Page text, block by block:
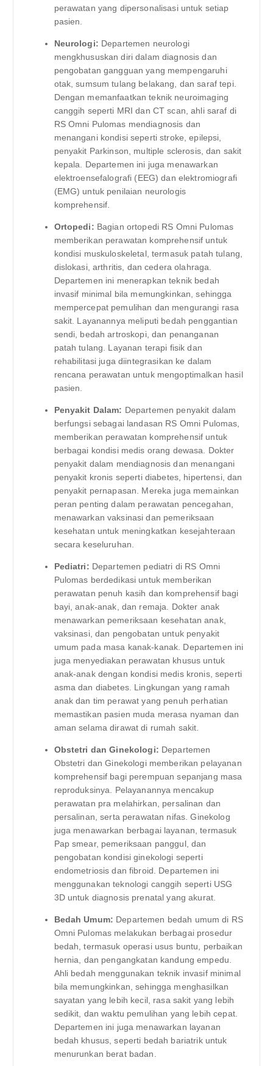
perawatan yang dipersonalisasi untuk setiap
pasien.
Neurologi: Departemen neurologi
mengkhususkan diri dalam diagnosis dan
pengobatan gangguan yang mempengaruhi
otak, sumsum tulang belakang, dan saraf tepi.
Dengan memanfaatkan teknik neuroimaging
canggih seperti MRI dan CT scan, ahli saraf di
RS Omni Pulomas mendiagnosis dan
menangani kondisi seperti stroke, epilepsi,
penyakit Parkinson, multiple sclerosis, dan sakit
kepala. Departemen ini juga menawarkan
elektroensefalografi (EEG) dan elektromiografi
(EMG) untuk penilaian neurologis
komprehensif.
Ortopedi: Bagian ortopedi RS Omni Pulomas
memberikan perawatan komprehensif untuk
kondisi muskuloskeletal, termasuk patah tulang,
dislokasi, arthritis, dan cedera olahraga.
Departemen ini menerapkan teknik bedah
invasif minimal bila memungkinkan, sehingga
mempercepat pemulihan dan mengurangi rasa
sakit. Layanannya meliputi bedah penggantian
sendi, bedah artroskopi, dan penanganan
patah tulang. Layanan terapi fisik dan
rehabilitasi juga diintegrasikan ke dalam
rencana perawatan untuk mengoptimalkan hasil
pasien.
Penyakit Dalam: Departemen penyakit dalam
berfungsi sebagai landasan RS Omni Pulomas,
memberikan perawatan komprehensif untuk
berbagai kondisi medis orang dewasa. Dokter
penyakit dalam mendiagnosis dan menangani
penyakit kronis seperti diabetes, hipertensi, dan
penyakit pernapasan. Mereka juga memainkan
peran penting dalam perawatan pencegahan,
menawarkan vaksinasi dan pemeriksaan
kesehatan untuk meningkatkan kesejahteraan
secara keseluruhan.
Pediatri: Departemen pediatri di RS Omni
Pulomas berdedikasi untuk memberikan
perawatan penuh kasih dan komprehensif bagi
bayi, anak-anak, dan remaja. Dokter anak
menawarkan pemeriksaan kesehatan anak,
vaksinasi, dan pengobatan untuk penyakit
umum pada masa kanak-kanak. Departemen ini
juga menyediakan perawatan khusus untuk
anak-anak dengan kondisi medis kronis, seperti
asma dan diabetes. Lingkungan yang ramah
anak dan tim perawat yang penuh perhatian
memastikan pasien muda merasa nyaman dan
aman selama dirawat di rumah sakit.
Obstetri dan Ginekologi: Departemen
Obstetri dan Ginekologi memberikan pelayanan
komprehensif bagi perempuan sepanjang masa
reproduksinya. Pelayanannya mencakup
perawatan pra melahirkan, persalinan dan
persalinan, serta perawatan nifas. Ginekolog
juga menawarkan berbagai layanan, termasuk
Pap smear, pemeriksaan panggul, dan
pengobatan kondisi ginekologi seperti
endometriosis dan fibroid. Departemen ini
menggunakan teknologi canggih seperti USG
3D untuk diagnosis prenatal yang akurat.
Bedah Umum: Departemen bedah umum di RS
Omni Pulomas melakukan berbagai prosedur
bedah, termasuk operasi usus buntu, perbaikan
hernia, dan pengangkatan kandung empedu.
Ahli bedah menggunakan teknik invasif minimal
bila memungkinkan, sehingga menghasilkan
sayatan yang lebih kecil, rasa sakit yang lebih
sedikit, dan waktu pemulihan yang lebih cepat.
Departemen ini juga menawarkan layanan
bedah khusus, seperti bedah bariatrik untuk
menurunkan berat badan.